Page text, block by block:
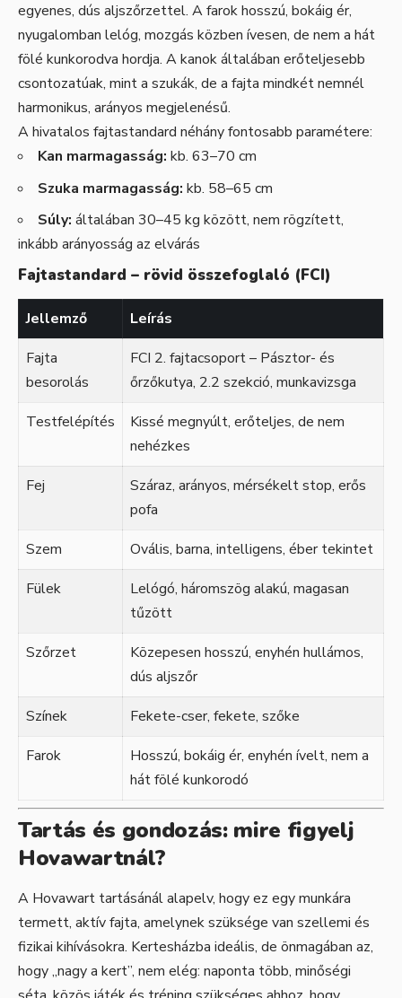
egyenes, dús aljszőrzettel. A farok hosszú, bokáig ér,
nyugalomban lelóg, mozgás közben ívesen, de nem a hát
fölé kunkorodva hordja. A kanok általában erőteljesebb
csontozatúak, mint a szukák, de a fajta mindkét nemnél
harmonikus, arányos megjelenésű.
A hivatalos fajtastandard néhány fontosabb paramétere:
Kan marmagasság: kb. 63–70 cm
Szuka marmagasság: kb. 58–65 cm
Súly: általában 30–45 kg között, nem rögzített,
inkább arányosság az elvárás
Fajtastandard – rövid összefoglaló (FCI)
Jellemző
Leírás
Fajta
besorolás
FCI 2. fajtacsoport – Pásztor- és
őrzőkutya, 2.2 szekció, munkavizsga
Testfelépítés
Kissé megnyúlt, erőteljes, de nem
nehézkes
Fej
Száraz, arányos, mérsékelt stop, erős
pofa
Szem
Ovális, barna, intelligens, éber tekintet
Fülek
Lelógó, háromszög alakú, magasan
tűzött
Szőrzet
Közepesen hosszú, enyhén hullámos,
dús aljszőr
Színek
Fekete-cser, fekete, szőke
Farok
Hosszú, bokáig ér, enyhén ívelt, nem a
hát fölé kunkorodó
Tartás és gondozás: mire figyelj
Hovawartnál?
A Hovawart tartásánál alapelv, hogy ez egy munkára
termett, aktív fajta, amelynek szüksége van szellemi és
fizikai kihívásokra. Kertesházba ideális, de önmagában az,
hogy „nagy a kert”, nem elég: naponta több, minőségi